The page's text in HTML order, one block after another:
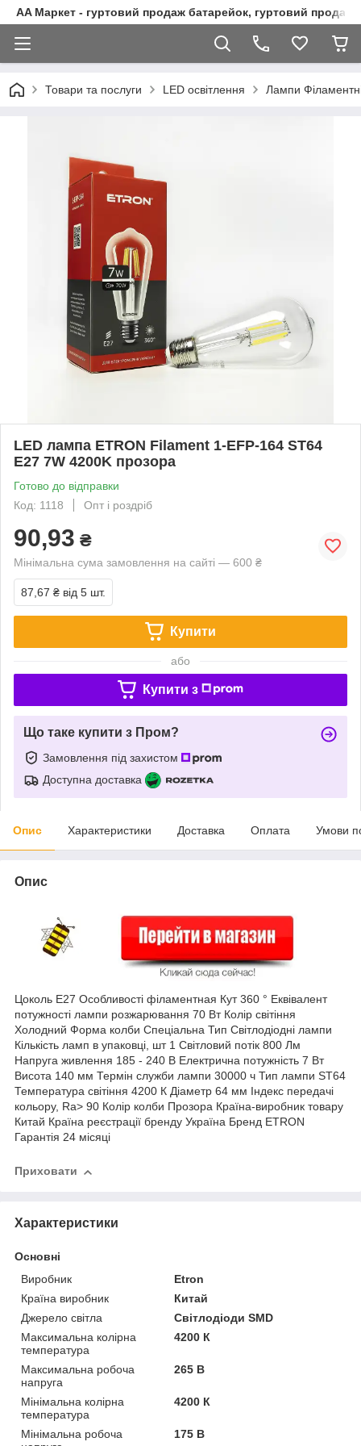
AA Маркет - гуртовий продаж батарейок, гуртовий продаж
Товари та послуги LED освітлення Лампи
LED лампа ETRON Filament 1-EFP-164 ST64
E27 7W 4200K прозора
Готово до відправки
Код: 1118
Опт і роздріб
90,93 ₴
Мінімальна сума замовлення на сайті — 600 ₴
87,67 ₴ від 5 шт.
Купити
або
Купити з
Що таке купити з Пром?
Замовлення під захистом
Доступна доставка
Опис Характеристики Доставка Оплата Умови
Опис
Цоколь E27 Особливості філаментная Кут 360 ° Еквівалент
потужності лампи розжарювання 70 Вт Колір світіння
Холодний Форма колби Спеціальна Тип Світлодіодні лампи
Кількість ламп в упаковці, шт 1 Світловий потік 800 Лм
Напруга живлення 185 - 240 В Електрична потужність 7 Вт
Висота 140 мм Термін служби лампи 30000 ч Тип лампи ST64
Температура світіння 4200 К Діаметр 64 мм Індекс передачі
кольору, Ra> 90 Колір колби Прозора Країна-виробник товару
Китай Країна реєстрації бренду Україна Бренд ETRON
Гарантія 24 місяці
Приховати
Характеристики
Основні
Виробник
Etron
Країна виробник
Китай
Джерело світла
Світлодіоди SMD
Максимальна колірна
температура
4200 К
Максимальна робоча
напруга
265 В
Мінімальна колірна
температура
4200 К
Мінімальна робоча
175 В